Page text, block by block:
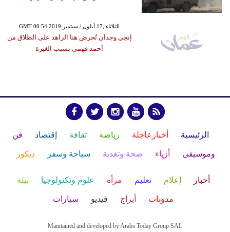
GMT 00:54 2019 الثلاثاء ,17 أيلول / سبتمبر
إنجي وجدان تُحرض هنا الزاهد على الطلاق من
أحمد فهمي بسبب الغيرة
الرئيسية أخبارعاجلة رياضة ثقافة إقتصاد فن
وموسيقى أزياء صحة وتغذية سياحة وسفر ديكور
أخبار إعلام تعليم مرأة علوم وتكنولوجيا بيئة
مدونات أبراج فيديو سيارات
Maintained and developed by Arabs Today Group SAL